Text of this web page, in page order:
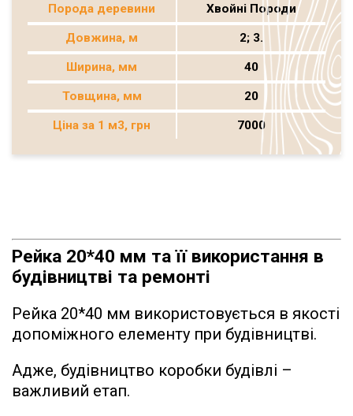
Порода деревини Хвойні Породи
Довжина, м 2; 3.
Ширина, мм 40
Товщина, мм 20
Ціна за 1 м3, грн 7000
Рейка 20*40 мм та її використання в
будівництві та ремонті
Рейка 20*40 мм використовується в якості
допоміжного елементу при будівництві.
Адже, будівництво коробки будівлі –
важливий етап.